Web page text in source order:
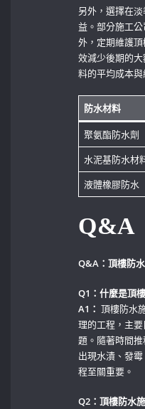
另外，選擇在
益。部分施工
外，定期維護
效減少後期的
料的平均成本與
防水材料
聚氨酯防水劑
水泥基防水材
液體橡膠防水
Q&A
Q&A：頂樓防
Q1：什麼是頂
A1： 頂樓防水
理的工程，主
題。隨著時間
出現水漬、發
程至關重要。
Q2：頂樓防水